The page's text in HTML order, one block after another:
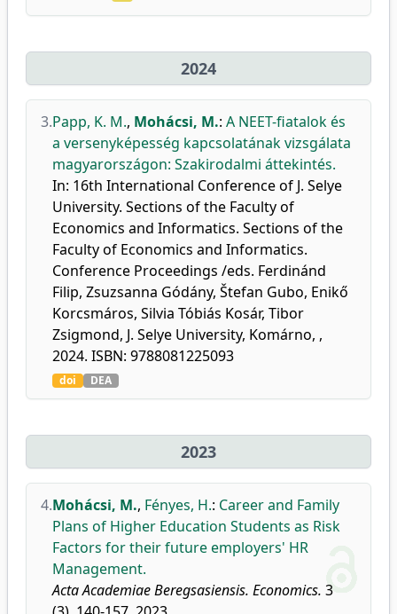
2024
3.Papp, K. M., Mohácsi, M.: A NEET-fiatalok és
a versenyképesség kapcsolatának vizsgálata
magyarországon: Szakirodalmi áttekintés.
In: 16th International Conference of J. Selye
University. Sections of the Faculty of
Economics and Informatics. Sections of the
Faculty of Economics and Informatics.
Conference Proceedings /eds. Ferdinánd
Filip, Zsuzsanna Gódány, Štefan Gubo, Enikő
Korcsmáros, Silvia Tóbiás Kosár, Tibor
Zsigmond, J. Selye University, Komárno, ,
2024. ISBN: 9788081225093
doi DEA
2023
4.Mohácsi, M., Fényes, H.: Career and Family
Plans of Higher Education Students as Risk
Factors for their future employers' HR
Management.
Acta Academiae Beregsasiensis. Economics. 3